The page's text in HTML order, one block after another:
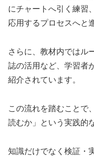
にチャートへ引く練習
応用するプロセスへと
さらに、教材内ではル
誌の活用など、学習者
紹介されています。
この流れを踏むことで
読むか」という実践的
知識だけでなく検証・